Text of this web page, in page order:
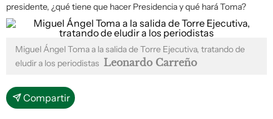
presidente, ¿qué tiene que hacer Presidencia y qué hará Toma?
Miguel Ángel Toma a la salida de Torre Ejecutiva, tratando de
eludir a los periodistas Leonardo Carreño
Compartir